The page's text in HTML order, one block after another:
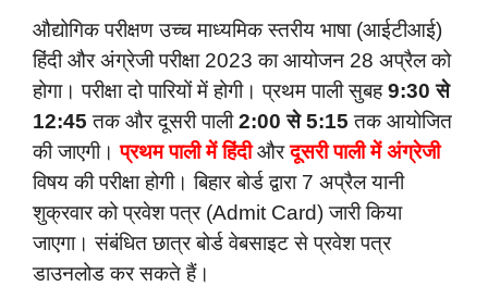
औद्योगिक परीक्षण उच्च माध्यमिक स्तरीय भाषा (आईटीआई)
हिंदी और अंग्रेजी परीक्षा 2023 का आयोजन 28 अप्रैल को
होगा। परीक्षा दो पारियों में होगी। प्रथम पाली सुबह9:30 से
12:45 तक और दूसरी पाली2:00 से 5:15 तक आयोजित
की जाएगी।प्रथम पाली में हिंदीऔरदूसरी पाली में अंग्रेजी
विषय की परीक्षा होगी। बिहार बोर्ड द्वारा 7 अप्रैल यानी
शुक्रवार को प्रवेश पत्र (Admit Card) जारी किया
जाएगा। संबंधित छात्र बोर्ड वेबसाइट से प्रवेश पत्र
डाउनलोड कर सकते हैं।